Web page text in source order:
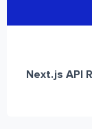
Next.js API